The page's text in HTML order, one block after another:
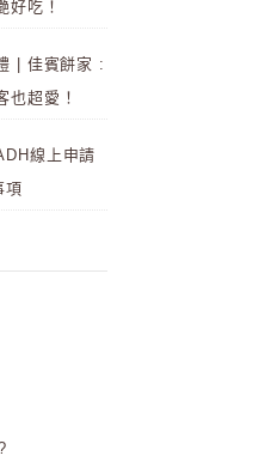
好吃！
| 佳賓餅家 :
也超愛！
線上申請
項